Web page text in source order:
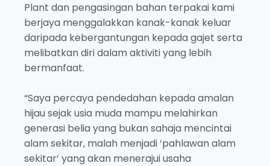
Plant dan pengasingan bahan terpakai kami
berjaya menggalakkan kanak-kanak keluar
daripada kebergantungan kepada gajet serta
melibatkan diri dalam aktiviti yang lebih
bermanfaat.
“Saya percaya pendedahan kepada amalan
hijau sejak usia muda mampu melahirkan
generasi belia yang bukan sahaja mencintai
alam sekitar, malah menjadi ‘pahlawan alam
sekitar’ yang akan menerajui usaha